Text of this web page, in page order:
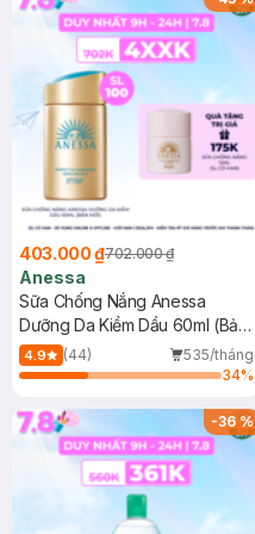
403.000 ₫702.000 ₫
Anessa
Sữa Chống Nắng Anessa
Dưỡng Da Kiềm Dầu 60ml (Bản
Mới)
4.9 (44)
535/tháng
34%
-36%